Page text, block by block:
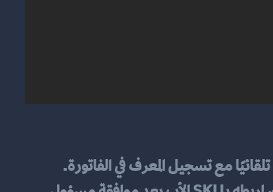
مع تسجيل المعرف في الفاتورة.